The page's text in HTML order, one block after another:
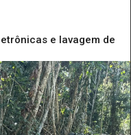
e lavagem de